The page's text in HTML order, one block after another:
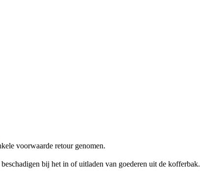
voorwaarde retour genomen.
bij het in of uitladen van goederen uit de kofferbak.